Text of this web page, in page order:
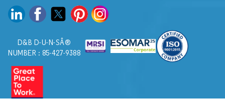
D&B D-U-N-SÂ®
NUMBER : 85-427-9388